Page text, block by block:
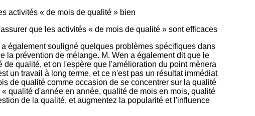
activités « de mois de qualité » bien
que les activités « de mois de qualité » sont efficaces
également souligné quelques problèmes spécifiques dans
la prévention de mélange. M. Wen a également dit que le
qualité, et on l'espère que l'amélioration du point mènera
un travail à long terme, et ce n'est pas un résultat immédiat
de qualité comme occasion de se concentrer sur la qualité
qualité d'année en année, qualité de mois en mois, qualité
de la qualité, et augmentez la popularité et l'influence